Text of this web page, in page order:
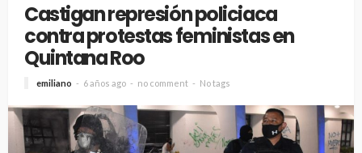
Castigan represión policiaca
contra protestas feministas en
Quintana Roo
emiliano 6 años ago no comment No tags